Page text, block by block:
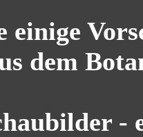
einige
dem
-